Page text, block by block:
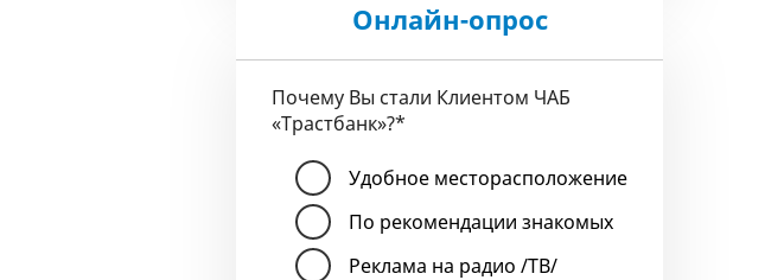
Онлайн-опрос
Почему Вы стали Клиентом ЧАБ
«Трастбанк»?*
Удобное месторасположение
По рекомендации знакомых
Реклама на радио /ТВ/